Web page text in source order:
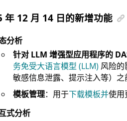
年 12 月 14 日的新增功能
分析
针对 LLM 增强型应用程序的
务免受大语言模型 (LLM) 风险的
敏感信息泄露、提示注入等）
模板管理：用于下载模板并使用
式分析